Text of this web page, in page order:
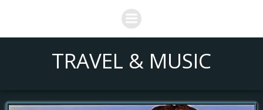
Saltar
al
contenido
TRAVEL & MUSIC